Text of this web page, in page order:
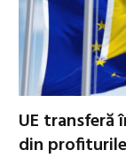
UE transferă
din